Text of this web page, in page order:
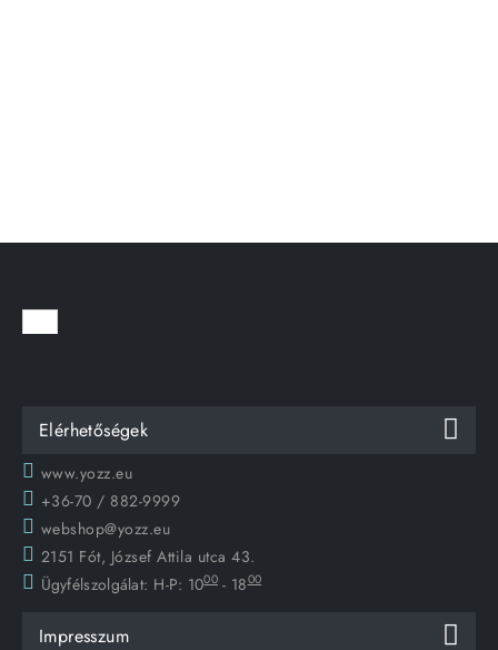
Elérhetőségek
www.yozz.eu
+36-70 / 882-9999
webshop@yozz.eu
2151 Fót, József Attila utca 43.
Ügyfélszolgálat: H-P: 1000 - 1800
Impresszum